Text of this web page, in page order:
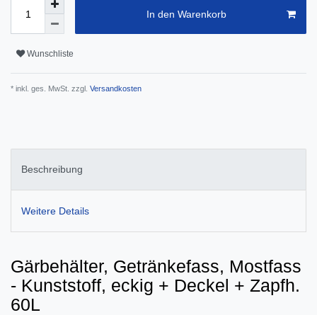
In den Warenkorb
Wunschliste
* inkl. ges. MwSt. zzgl. Versandkosten
Beschreibung
Weitere Details
Gärbehälter, Getränkefass, Mostfass
- Kunststoff, eckig + Deckel + Zapfh.
60L